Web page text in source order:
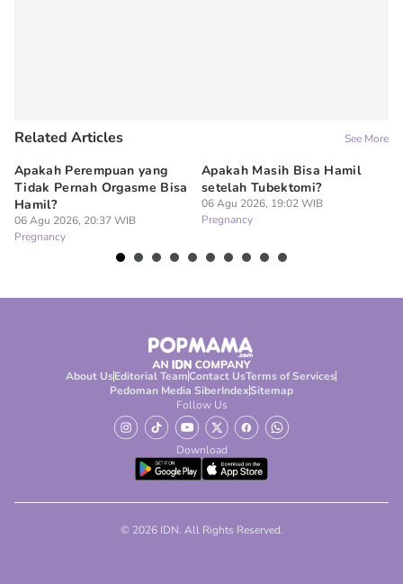
Related Articles See More
Apakah Perempuan yang
Tidak Pernah Orgasme Bisa
Hamil?
06 Agu 2026, 20:37 WIB
Pregnancy
Apakah Masih Bisa Hamil
setelah Tubektomi?
06 Agu 2026, 19:02 WIB
Pregnancy
About UsEditorial TeamContact UsTerms of Services
Pedoman Media SiberIndexSitemap
Follow Us
Download
© 2026 IDN. All Rights Reserved.